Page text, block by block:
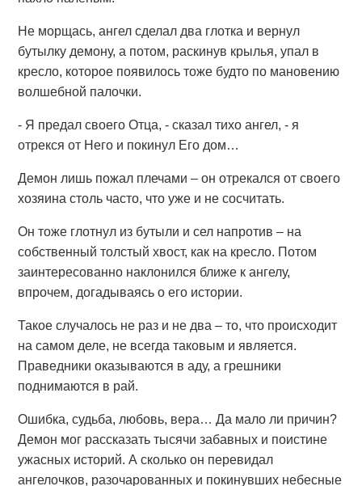
Не морщась, ангел сделал два глотка и вернул
бутылку демону, а потом, раскинув крылья, упал в
кресло, которое появилось тоже будто по мановению
волшебной палочки.
- Я предал своего Отца, - сказал тихо ангел, - я
отрекся от Него и покинул Его дом…
Демон лишь пожал плечами – он отрекался от своего
хозяина столь часто, что уже и не сосчитать.
Он тоже глотнул из бутыли и сел напротив – на
собственный толстый хвост, как на кресло. Потом
заинтересованно наклонился ближе к ангелу,
впрочем, догадываясь о его истории.
Такое случалось не раз и не два – то, что происходит
на самом деле, не всегда таковым и является.
Праведники оказываются в аду, а грешники
поднимаются в рай.
Ошибка, судьба, любовь, вера… Да мало ли причин?
Демон мог рассказать тысячи забавных и поистине
ужасных историй. А сколько он перевидал
ангелочков, разочарованных и покинувших небесные